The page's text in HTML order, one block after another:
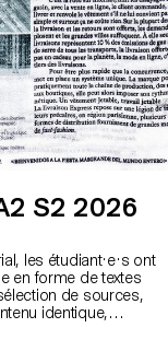
S2 2026
les étudiant·e·s ont
en forme de textes
de sources,
identique,